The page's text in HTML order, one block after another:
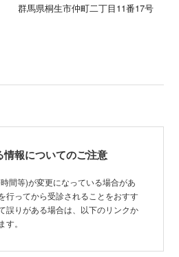
群馬県桐生市仲町二丁目11番17号
情報についてのご注意
間等)が変更になっている場合があ
行ってから受診されることをおすす
誤りがある場合は、以下のリンクか
。